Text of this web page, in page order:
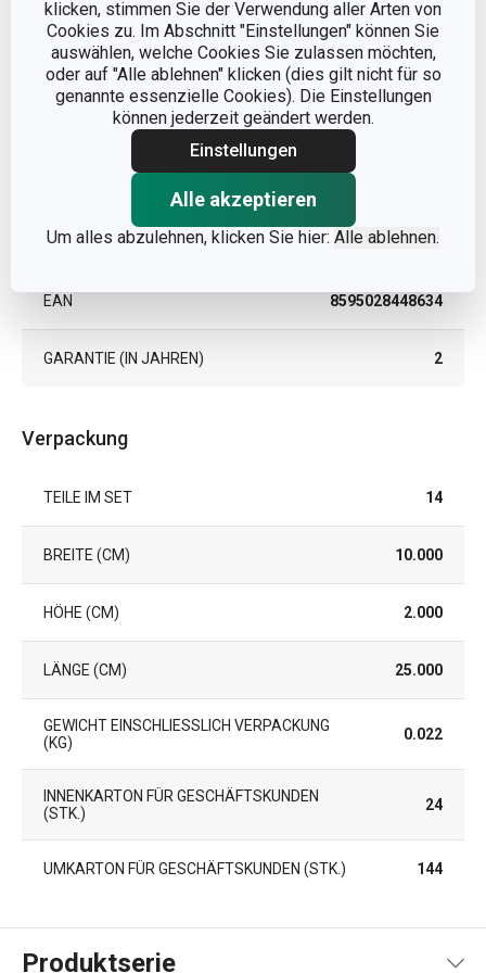
klicken, stimmen Sie der Verwendung aller Arten von
Cookies zu. Im Abschnitt "Einstellungen" können Sie
auswählen, welche Cookies Sie zulassen möchten,
oder auf "Alle ablehnen" klicken (dies gilt nicht für so
genannte essenzielle Cookies). Die Einstellungen
können jederzeit geändert werden.
Einstellungen
Alle akzeptieren
Um alles abzulehnen, klicken Sie hier: Alle ablehnen.
Andere Parameter
KATEGORIE Barkeeper und Sommelier
MATERIAL Kunststoff
PRODUKTART
PRODUKTLINIE myDRINK
EAN 8595028448634
GARANTIE (IN JAHREN) 2
Verpackung
TEILE IM SET 14
BREITE (CM) 10.000
HÖHE (CM) 2.000
LÄNGE (CM) 25.000
GEWICHT EINSCHLIESSLICH VERPACKUNG (
KG)
0.022
INNENKARTON FÜR GESCHÄFTSKUNDEN
(STK.)
24
UMKARTON FÜR GESCHÄFTSKUNDEN (STK.) 144
Produktserie